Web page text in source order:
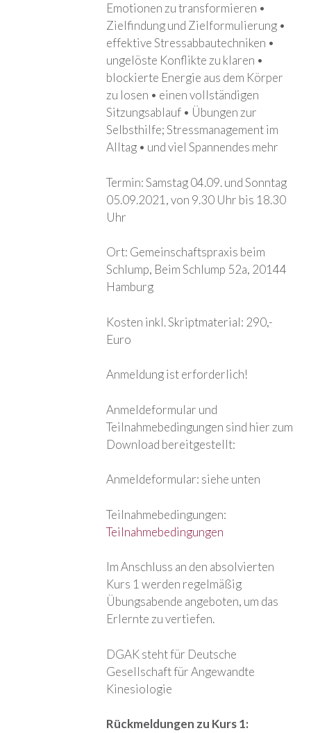
Emotionen zu transformieren •
Zielfindung und Zielformulierung •
effektive Stressabbautechniken •
ungelöste Konflikte zu klaren •
blockierte Energie aus dem Körper
zu losen • einen vollständigen
Sitzungsablauf • Übungen zur
Selbsthilfe; Stressmanagement im
Alltag • und viel Spannendes mehr
Termin: Samstag 04.09. und Sonntag
05.09.2021, von 9.30 Uhr bis 18.30
Uhr
Ort: Gemeinschaftspraxis beim
Schlump, Beim Schlump 52a, 20144
Hamburg
Kosten inkl. Skriptmaterial: 290,-
Euro
Anmeldung ist erforderlich!
Anmeldeformular und
Teilnahmebedingungen sind hier zum
Download bereitgestellt:
Anmeldeformular: siehe unten
Teilnahmebedingungen:
Teilnahmebedingungen
Im Anschluss an den absolvierten
Kurs 1 werden regelmäßig
Übungsabende angeboten, um das
Erlernte zu vertiefen.
DGAK steht für Deutsche
Gesellschaft für Angewandte
Kinesiologie
Rückmeldungen zu Kurs 1: